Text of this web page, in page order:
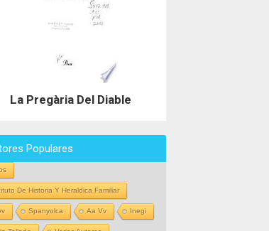
La Pregària Del Diable
Populares
De Historia Y Heraldica Familiar
Spanyolca Aa Vv Inegi